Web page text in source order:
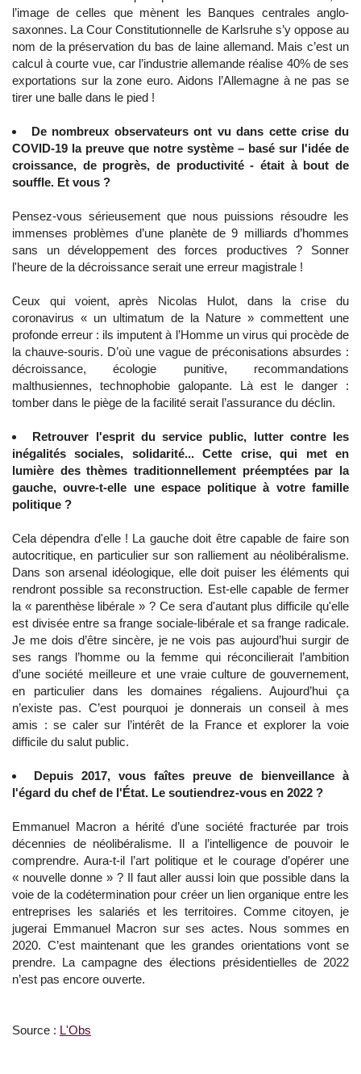
l’image de celles que mènent les Banques centrales anglo-
saxonnes. La Cour Constitutionnelle de Karlsruhe s’y oppose au
nom de la préservation du bas de laine allemand. Mais c’est un
calcul à courte vue, car l’industrie allemande réalise 40% de ses
exportations sur la zone euro. Aidons l’Allemagne à ne pas se
tirer une balle dans le pied !
De nombreux observateurs ont vu dans cette crise du
COVID-19 la preuve que notre système – basé sur l'idée de
croissance, de progrès, de productivité - était à bout de
souffle. Et vous ?
Pensez-vous sérieusement que nous puissions résoudre les
immenses problèmes d’une planète de 9 milliards d’hommes
sans un développement des forces productives ? Sonner
l'heure de la décroissance serait une erreur magistrale !
Ceux qui voient, après Nicolas Hulot, dans la crise du
coronavirus « un ultimatum de la Nature » commettent une
profonde erreur : ils imputent à l’Homme un virus qui procède de
la chauve-souris. D’où une vague de préconisations absurdes :
décroissance, écologie punitive, recommandations
malthusiennes, technophobie galopante. Là est le danger :
tomber dans le piège de la facilité serait l’assurance du déclin.
Retrouver l'esprit du service public, lutter contre les
inégalités sociales, solidarité... Cette crise, qui met en
lumière des thèmes traditionnellement préemptées par la
gauche, ouvre-t-elle une espace politique à votre famille
politique ?
Cela dépendra d'elle ! La gauche doit être capable de faire son
autocritique, en particulier sur son ralliement au néolibéralisme.
Dans son arsenal idéologique, elle doit puiser les éléments qui
rendront possible sa reconstruction. Est-elle capable de fermer
la « parenthèse libérale » ? Ce sera d'autant plus difficile qu'elle
est divisée entre sa frange sociale-libérale et sa frange radicale.
Je me dois d’être sincère, je ne vois pas aujourd’hui surgir de
ses rangs l’homme ou la femme qui réconcilierait l’ambition
d’une société meilleure et une vraie culture de gouvernement,
en particulier dans les domaines régaliens. Aujourd’hui ça
n’existe pas. C’est pourquoi je donnerais un conseil à mes
amis : se caler sur l’intérêt de la France et explorer la voie
difficile du salut public.
Depuis 2017, vous faîtes preuve de bienveillance à
l'égard du chef de l'État. Le soutiendrez-vous en 2022 ?
Emmanuel Macron a hérité d’une société fracturée par trois
décennies de néolibéralisme. Il a l’intelligence de pouvoir le
comprendre. Aura-t-il l’art politique et le courage d’opérer une
« nouvelle donne » ? Il faut aller aussi loin que possible dans la
voie de la codétermination pour créer un lien organique entre les
entreprises les salariés et les territoires. Comme citoyen, je
jugerai Emmanuel Macron sur ses actes. Nous sommes en
2020. C’est maintenant que les grandes orientations vont se
prendre. La campagne des élections présidentielles de 2022
n’est pas encore ouverte.
Source : L'Obs